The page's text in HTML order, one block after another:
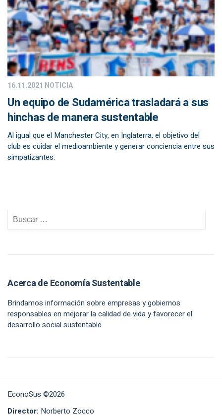
16.11.2021 NOTICIA
Un equipo de Sudamérica trasladará a sus
hinchas de manera sustentable
Al igual que el Manchester City, en Inglaterra, el objetivo del
club es cuidar el medioambiente y generar conciencia entre sus
simpatizantes.
Acerca de Economía Sustentable
Brindamos información sobre empresas y gobiernos
responsables en mejorar la calidad de vida y favorecer el
desarrollo social sustentable.
EconoSus ©2026
Director: Norberto Zocco